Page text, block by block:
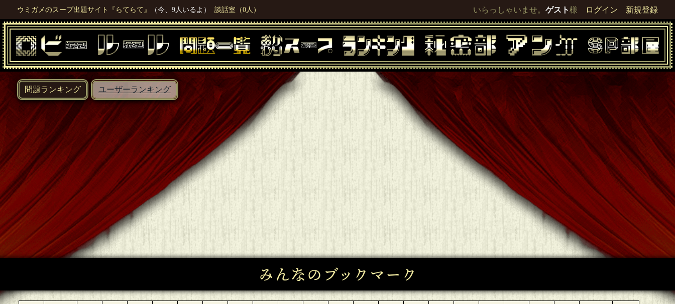
ウミガメのスープ出題サイト『らてらて』 （今、9人いるよ） 談話室（0人） いらっしゃいませ。ゲスト様 ログイン 新規登録
問題ランキング ユーザーランキング
みんなのブックマーク